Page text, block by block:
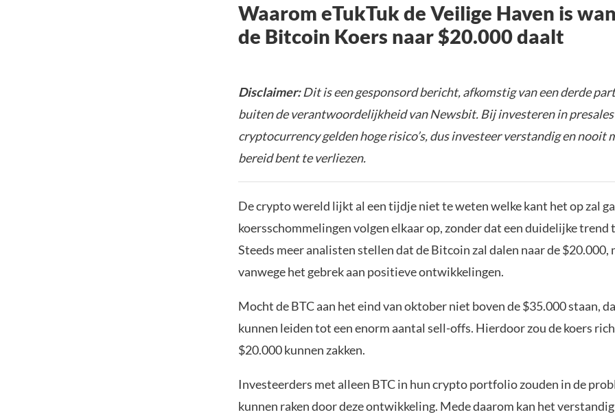
Waarom eTukTuk de Veilige Haven is
de Bitcoin Koers naar $20.000 daalt
Disclaimer:Dit is een gesponsord bericht, afkomstig van een derde
buiten de verantwoordelijkheid van Newsbit. Bij investeren in presales
cryptocurrency gelden hoge risico’s, dus investeer verstandig en nooit
bereid bent te verliezen.
De crypto wereld lijkt al een tijdje niet te weten welke kant het op zal
koersschommelingen volgen elkaar op, zonder dat een duidelijke trend
Steeds meer analisten stellen dat de Bitcoin zal dalen naar de $20.000,
vanwege het gebrek aan positieve ontwikkelingen.
Mocht de BTC aan het eind van oktober niet boven de $35.000 staan,
kunnen leiden tot een enorm aantal sell-offs. Hierdoor zou de koers
$20.000 kunnen zakken.
Investeerders met alleen BTC in hun crypto portfolio zouden in de
kunnen raken door deze ontwikkeling. Mede daarom kan het